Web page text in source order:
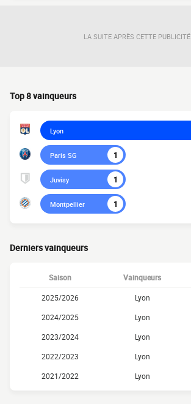
LA SUITE APRÈS CETTE PUBLICITÉ
Top 8 vainqueurs
Lyon
Paris SG 1
Juvisy 1
Montpellier 1
Derniers vainqueurs
Saison Vainqueurs
2025/2026 Lyon
2024/2025
Lyon
2023/2024
Lyon
2022/2023
Lyon
2021/2022
Lyon